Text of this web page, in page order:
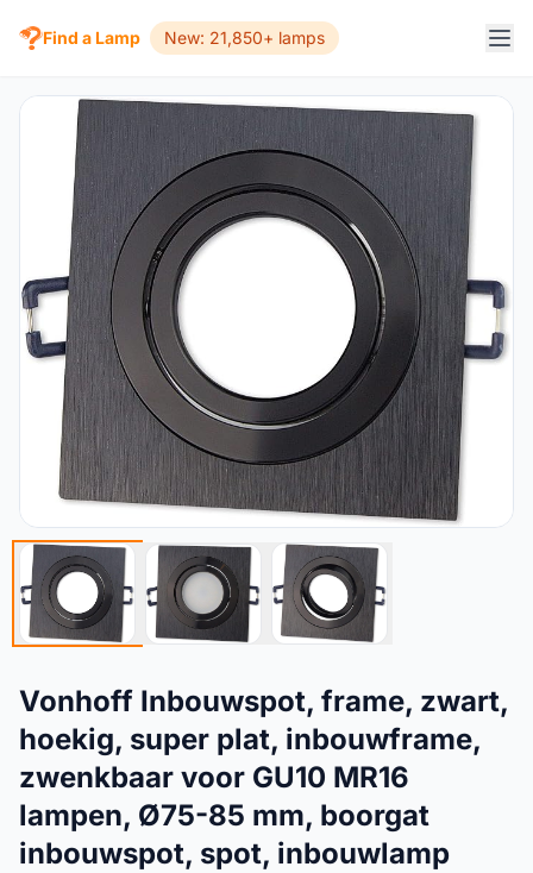
Find a Lamp New: 21,850+ lamps
Vonhoff Inbouwspot, frame, zwart,
hoekig, super plat, inbouwframe,
zwenkbaar voor GU10 MR16
lampen, Ø75-85 mm, boorgat
inbouwspot, spot, inbouwlamp